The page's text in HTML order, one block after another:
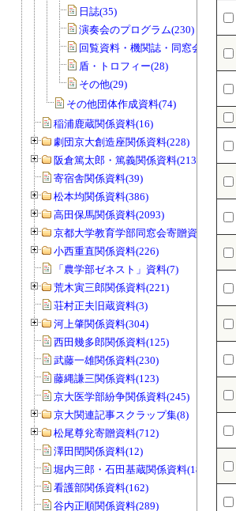
日誌(35)
演奏会のプログラム(230)
回覧資料・機関誌・同窓会誌(178)
盾・トロフィー(28)
その他(29)
その他団体作成資料(74)
稲浦鹿蔵関係資料(16)
劇団京大創造座関係資料(228)
阪倉篤太郎・篤義関係資料(213)
寄宿舎関係資料(39)
松本均関係資料(386)
高田保馬関係資料(2093)
京都大学教育学部同窓会寄贈資料(963)
小西重直関係資料(226)
「農学部ゼネスト」資料(7)
荒木寅三郎関係資料(221)
荘村正夫旧蔵資料(3)
河上肇関係資料(304)
西田幾多郎関係資料(125)
武藤一雄関係資料(230)
藤縄謙三関係資料(123)
京大医学部紛争関係資料(245)
京大関連記事スクラップ集(8)
松尾尊兊寄贈資料(712)
澤田閏関係資料(12)
堀内三郎・石田基蔵関係資料(189)
看護部関係資料(162)
谷内正順関係資料(289)